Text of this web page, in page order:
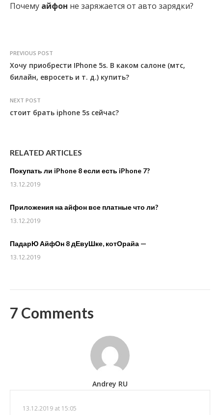
Почему айфон не заряжается от авто зарядки?
PREVIOUS POST
Хочу приобрести IPhone 5s. В каком салоне (мтс,
билайн, евросеть и т. д.) купить?
NEXT POST
стоит брать iphone 5s сейчас?
RELATED ARTICLES
Покупать ли iPhone 8 если есть iPhone 7?
13.12.2019
Приложения на айфон все платные что ли?
13.12.2019
ПадарЮ АйфОн 8 дЕвуШке, котОрайа —
13.12.2019
7 Comments
Andrey RU
13.12.2019 at 15:05